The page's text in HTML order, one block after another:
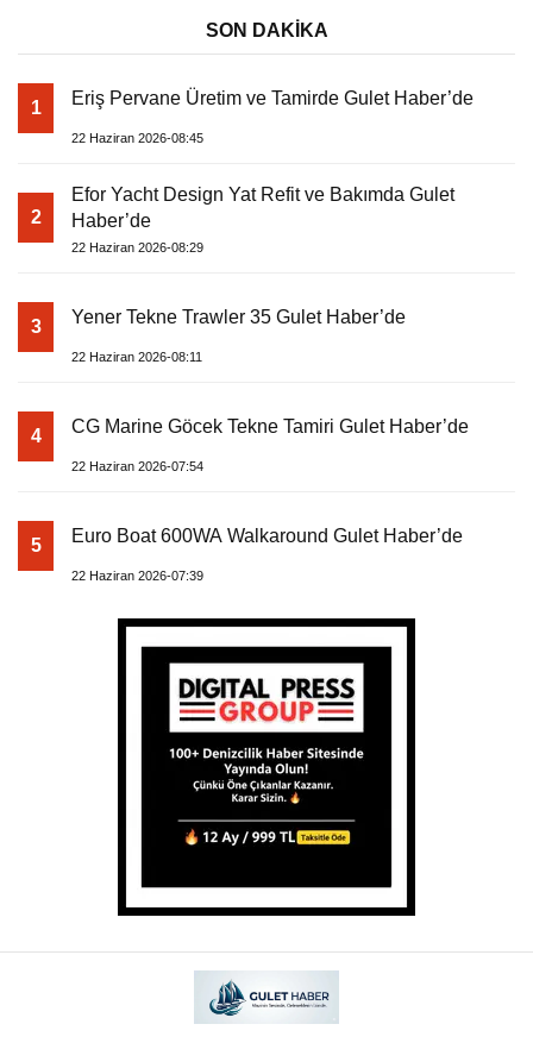
SON DAKİKA
1 Eriş Pervane Üretim ve Tamirde Gulet Haber’de
22 Haziran 2026-08:45
2
Efor Yacht Design Yat Refit ve Bakımda Gulet
Haber’de
22 Haziran 2026-08:29
3 Yener Tekne Trawler 35 Gulet Haber’de
22 Haziran 2026-08:11
4 CG Marine Göcek Tekne Tamiri Gulet Haber’de
22 Haziran 2026-07:54
5 Euro Boat 600WA Walkaround Gulet Haber’de
22 Haziran 2026-07:39